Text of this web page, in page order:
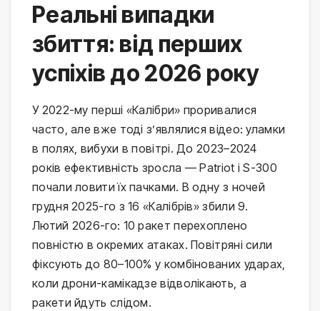
Реальні випадки
збиття: від перших
успіхів до 2026 року
У 2022-му перші «Калібри» проривалися
часто, але вже тоді з’являлися відео: уламки
в полях, вибухи в повітрі. До 2023–2024
років ефективність зросла — Patriot і S-300
почали ловити їх пачками. В одну з ночей
грудня 2025-го з 16 «Калібрів» збили 9.
Лютий 2026-го: 10 ракет перехоплено
повністю в окремих атаках. Повітряні сили
фіксують до 80–100% у комбінованих ударах,
коли дрони-камікадзе відволікають, а
ракети йдуть слідом.